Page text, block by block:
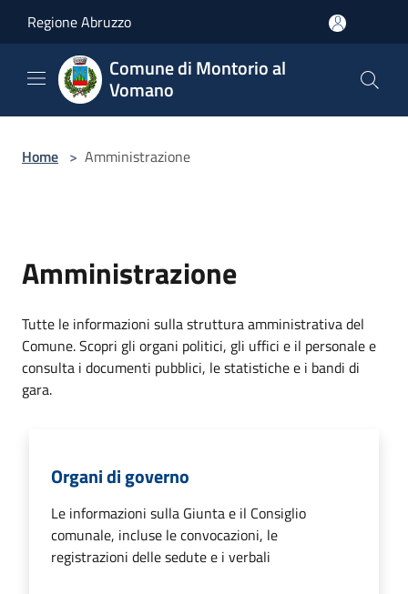
Regione Abruzzo
Comune di Montorio al
Vomano
Home > Amministrazione
Amministrazione
Tutte le informazioni sulla struttura amministrativa del
Comune. Scopri gli organi politici, gli uffici e il personale e
consulta i documenti pubblici, le statistiche e i bandi di
gara.
Organi di governo
Le informazioni sulla Giunta e il Consiglio
comunale, incluse le convocazioni, le
registrazioni delle sedute e i verbali